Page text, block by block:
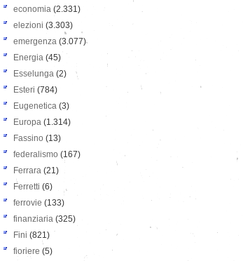
economia (2.331)
elezioni (3.303)
emergenza (3.077)
Energia (45)
Esselunga (2)
Esteri (784)
Eugenetica (3)
Europa (1.314)
Fassino (13)
federalismo (167)
Ferrara (21)
Ferretti (6)
ferrovie (133)
finanziaria (325)
Fini (821)
fioriere (5)